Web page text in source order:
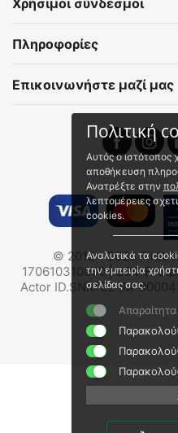
Πόσιμου Νερού (5 τεμάχια x
Άμεσα διαθέσιμο
€3.73
Pro Ration Νερό 330ml
Λήξη σε 50 Έτη
Άμεσα διαθέσιμο
Αποστολή σε 1 έως 3
(χωρίς ΦΠΑ)
Πληροφορίες
Επικοινωνήστε μαζί μας
© 2012 - 2026
170610310000 | ΕΟΦ
Actor ID.SNR: EL-IM-
Πολιτική
Αυτός ο ιστότοπος
αποθήκευση
Ανατρέξτε στην
λεπτομέρειες
cookies.
Αναλυτικά τα
την εμπειρία
σελίδας σας.